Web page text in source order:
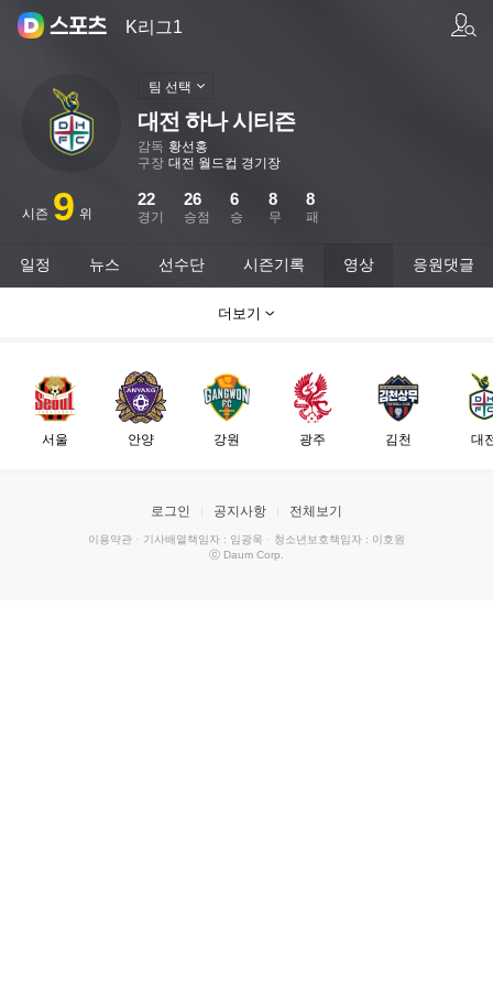
K리그1
대전 하나 시티즌
감독 황선홍
구장 대전 월드컵 경기장
시즌 9 위 경기
22
승점
26
승
6
무
8
패
8
팀 선택
일정 뉴스 선수단 시즌기록 영상 응원댓글
더보기
서울 안양 강원 광주 김천 대
로그인 공지사항 전체보기
이용약관 · 기사배열책임자 : 임광욱 · 청소년보호책임자 : 이호원
ⓒ Daum Corp.